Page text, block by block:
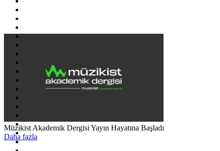
Müzikist Akademik Dergisi Yayın Hayatına Başladı
Daha fazla